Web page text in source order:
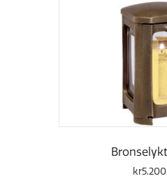
Bronselykt
kr